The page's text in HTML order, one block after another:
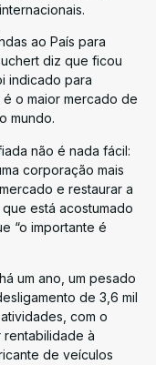
ao País para
diz que ficou
indicado para
o maior mercado de
mundo.
não é nada fácil:
corporação mais
e restaurar a
está acostumado
“o importante é
um ano, um pesado
de 3,6 mil
com o
à
de veículos